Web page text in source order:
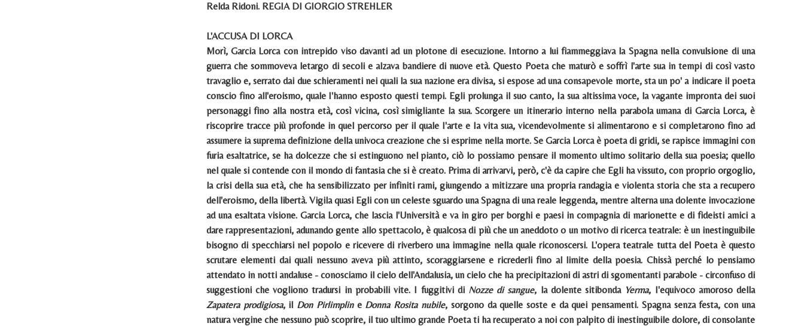
Relda Ridoni. REGIA DI GIORGIO STREHLER
L'ACCUSA DI LORCA
Morì, Garcia Lorca con intrepido viso davanti ad un plotone di esecuzione. Intorno a lui fiammeggiava la Spagna nella convulsione di una
guerra che sommoveva letargo di secoli e alzava bandiere di nuove età. Questo Poeta che maturò e soffrì l'arte sua in tempi di così vasto
travaglio e, serrato dai due schieramenti nei quali la sua nazione era divisa, si espose ad una consapevole morte, sta un po' a indicare il poeta
conscio fino all'eroismo, quale I'hanno esposto questi tempi. Egli prolunga il suo canto, Ia sua altissima voce, la vagante impronta dei suoi
personaggi fino alla nostra età, così vicina, così simigliante la sua. Scorgere un itinerario interno nella parabola umana di Garcia Lorca, è
riscoprire tracce più profonde in quel percorso per il quale I'arte e Ia vita sua, vicendevolmente si alimentarono e si completarono fino ad
assumere ia suprema definizione della univoca creazione che si esprime nella morte. Se Garcia Lorca è poeta di gridi, se rapisce immagini con
furia esaltatrice, se ha dolcezze che si estinguono nel pianto, ciò lo possiamo pensare il momento ultimo solitario della sua poesia; quello
nel quale si contende con il mondo di fantasia che si è creato. Prima di arrivarvi, però, c'è da capire che Egli ha vissuto, con proprio orgoglio,
la crisi della sua età, che ha sensibilizzato per infiniti rami, giungendo a mitizzare una propria randagia e violenta storia che sta a recupero
dell'eroismo, della libertà. Vigila quasi Egli con un celeste sguardo una Spagna di una reale leggenda, mentre alterna una dolente invocazione
ad una esaltata visione. Garcia Lorca, che lascia l'Università e va in giro per borghi e paesi in compagnia di marionette e di fideisti amici a
dare rappresentazioni, adunando gente allo spettacolo, è qualcosa di più che un aneddoto o un motivo di ricerca teatrale: è un inestinguibile
bisogno di specchiarsi nel popolo e ricevere di riverbero una immagine nella quale riconoscersi. L'opera teatrale tutta del Poeta è questo
scrutare elementi dai quali nessuno aveva più attinto, scoraggiarsene e ricrederli fino al limite della poesia. Chissà perché lo pensiamo
attendato in notti andaluse - conosciamo il cielo dell'Andalusia, un cielo che ha precipitazioni di astri di sgomentanti parabole - circonfuso di
suggestioni che vogliono tradursi in probabili vite. I fuggitivi di Nozze di sangue, la dolente sitibonda Yerma, I'equivoco amoroso della
Zapatera prodigiosa, il Don Pirlimpline Donna Rosita nubile, sorgono da quelle soste e da quei pensamenti. Spagna senza festa, con una
natura vergine che nessuno può scoprire, il tuo ultimo grande Poeta ti ha recuperato a noi con palpito di inestinguibile dolore, di consolante